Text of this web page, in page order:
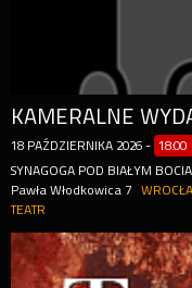
KAMERALNE
18 PAŹDZIERNIKA 2026 -
SYNAGOGA POD BIAŁYM
Pawła Włodkowica 7
TEATR